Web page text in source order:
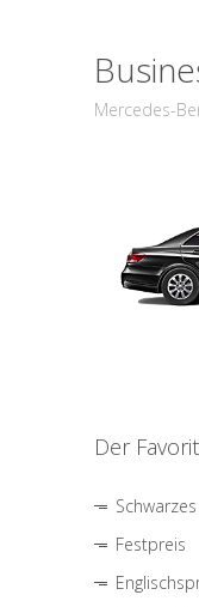
Mercedes-
Der
Festpreis